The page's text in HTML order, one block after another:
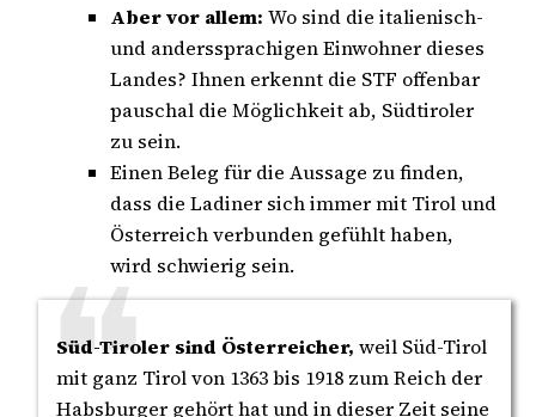
Aber vor allem: Wo sind die italienisch-
und anderssprachigen Einwohner dieses
Landes? Ihnen erkennt die STF offenbar
pauschal die Möglichkeit ab, Südtiroler
zu sein.
Einen Beleg für die Aussage zu finden,
dass die Ladiner sich immer mit Tirol und
Österreich verbunden gefühlt haben,
wird schwierig sein.
Süd-Tiroler sind Österreicher, weil Süd-Tirol
mit ganz Tirol von 1363 bis 1918 zum Reich der
Habsburger gehört hat und in dieser Zeit seine